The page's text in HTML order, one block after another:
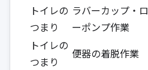
トイレの
つまり
ラバーカップ・ロ
ーポンプ作業
トイレの
つまり
便器の着脱作業